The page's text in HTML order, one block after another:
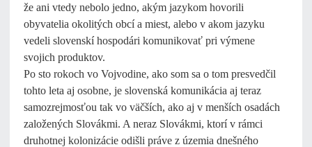
že ani vtedy nebolo jedno, akým jazykom hovorili
obyvatelia okolitých obcí a miest, alebo v akom jazyku
vedeli slovenskí hospodári komunikovať pri výmene
svojich produktov.
Po sto rokoch vo Vojvodine, ako som sa o tom presvedčil
tohto leta aj osobne, je slovenská komunikácia aj teraz
samozrejmosťou tak vo väčších, ako aj v menších osadách
založených Slovákmi. A neraz Slovákmi, ktorí v rámci
druhotnej kolonizácie odišli práve z územia dnešného